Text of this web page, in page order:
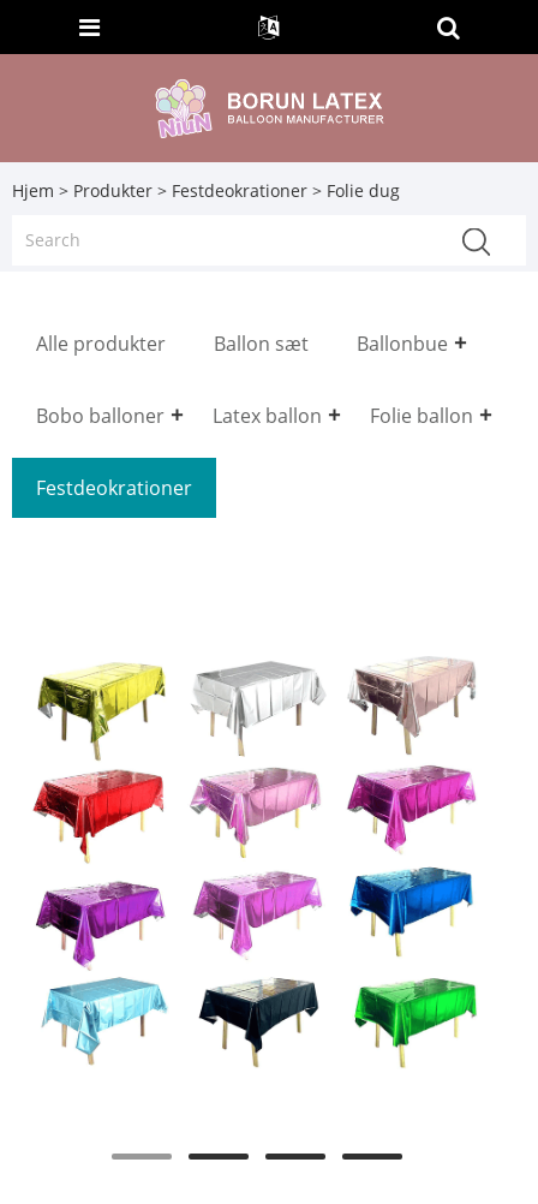
Hjem > Produkter > Festdeokrationer > Folie dug
Alle produkter Ballon sæt Ballonbue
Bobo balloner Latex ballon Folie ballon
Festdeokrationer